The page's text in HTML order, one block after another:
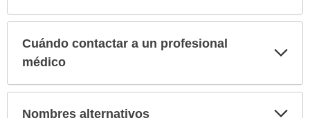
Cuándo contactar a un profesional
médico
Nombres alternativos